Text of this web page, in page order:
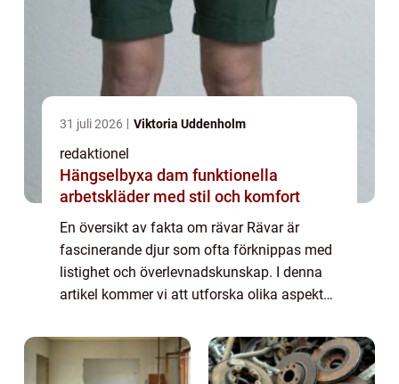
31 juli 2026 Viktoria Uddenholm
redaktionel
Hängselbyxa dam funktionella
arbetskläder med stil och komfort
En översikt av fakta om rävar Rävar är
fascinerande djur som ofta förknippas med
listighet och överlevnadskunskap. I denna
artikel kommer vi att utforska olika aspekter
popularitet och historiska för- och nac...